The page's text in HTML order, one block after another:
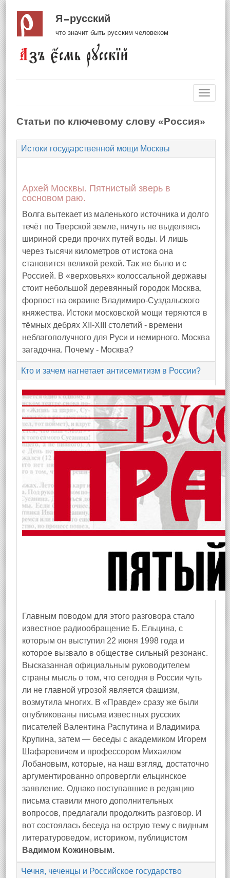
Я русский
что значит быть русским человеком
Статьи по ключевому слову «Россия»
Истоки государственной мощи Москвы
Архей Москвы. Пятнистый зверь в
сосновом раю.
Волга вытекает из маленького источника и долго
течёт по Тверской земле, ничуть не выделяясь
шириной среди прочих путей воды. И лишь
через тысячи километров от истока она
становится великой рекой. Так же было и с
Россией. В «верховьях» колоссальной державы
стоит небольшой деревянный городок Москва,
форпост на окраине Владимиро-Суздальского
княжества. Истоки московской мощи теряются в
тёмных дебрях ХII-ХIII столетий - времени
неблагополучного для Руси и немирного. Москва
загадочна. Почему - Москва?
Кто и зачем нагнетает антисемитизм в России?
Главным поводом для этого разговора стало
известное радиообращение Б. Ельцина, с
которым он выступил 22 июня 1998 года и
которое вызвало в обществе сильный резонанс.
Высказанная официальным руководителем
страны мысль о том, что сегодня в России чуть
ли не главной угрозой является фашизм,
возмутила многих. В «Правде» сразу же были
опубликованы письма известных русских
писателей Валентина Распутина и Владимира
Крупина, затем — беседы с академиком Игорем
Шафаревичем и профессором Михаилом
Лобановым, которые, на наш взгляд, достаточно
аргументированно опровергли ельцинское
заявление. Однако поступавшие в редакцию
письма ставили много дополнительных
вопросов, предлагали продолжить разговор. И
вот состоялась беседа на острую тему с видным
литературоведом, историком, публицистом
Вадимом Кожиновым.
Чечня, чеченцы и Российское государство